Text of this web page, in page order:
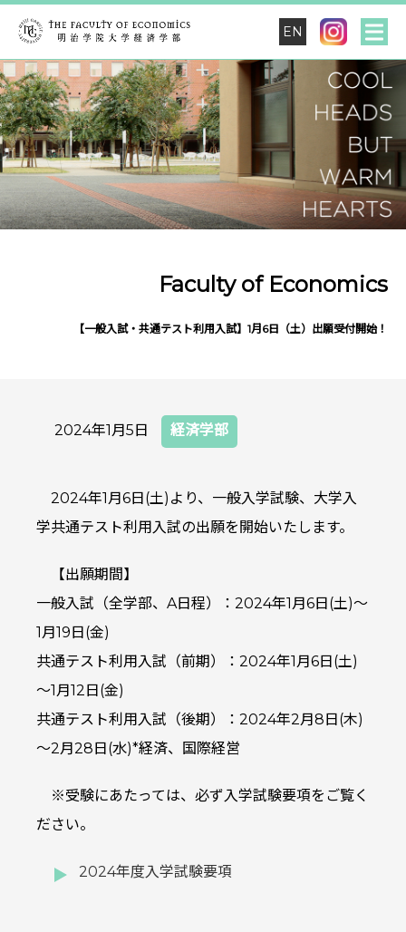
EN
Faculty of Economics
【一般入試・共通テスト利用入試】1月6日（土）出願受付開始！
2024年1月5日 経済学部
2024年1月6日(土)より、一般入学試験、大学入
学共通テスト利用入試の出願を開始いたします。
【出願期間】
一般入試（全学部、A日程）：2024年1月6日(土)～
1月19日(金)
共通テスト利用入試（前期）：2024年1月6日(土)
～1月12日(金)
共通テスト利用入試（後期）：2024年2月8日(木)
～2月28日(水)*経済、国際経営
※受験にあたっては、必ず入学試験要項をご覧く
ださい。
2024年度入学試験要項